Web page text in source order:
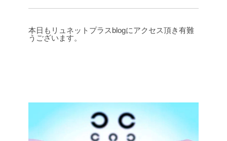
本日もリュネットプラスblogにアクセス頂き有難
うございます。